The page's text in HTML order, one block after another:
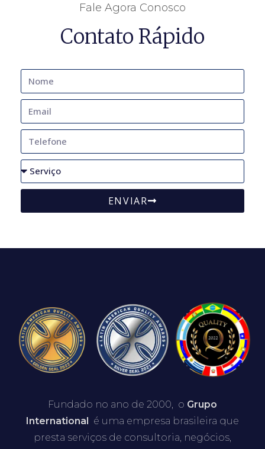
Fale Agora Conosco
Contato Rápido
ENVIAR
Fundado no ano de 2000, o Grupo
International é uma empresa brasileira que
presta serviços de consultoria, negócios,